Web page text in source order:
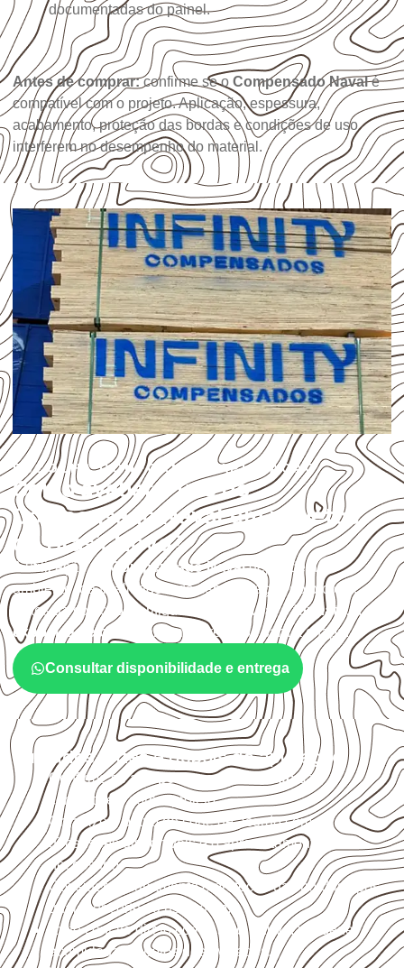
documentadas do painel.
Antes de comprar:confirme se o Compensado Navalé
compatível com o projeto. Aplicação, espessura,
acabamento, proteção das bordas e condições de uso
interferem no desempenho do material.
ESCOLHA CONFORME A APLICAÇÃO
Como avaliar o uso do
Compensado Naval em projetos
de Brasil Novo?
A utilização do Compensado Navaldepende do
ambiente, da finalidade e da especificação do projeto.
Antes da cotação, verifique a
espessura, o formato, a
exposição e o acabamento
previstos para a chapa.
Consultar disponibilidade e entrega
Cuidados antes e depois da aplicação
Confirme se a espessura e o formatosão
compatíveis com o projeto.
Organize o plano de corte de acordo com as
dimensões disponíveis e o aproveitamento
necessário.
Considere acabamento e proteção das bordas após
qualquer corte ou usinagem.
Evite contato direto com o solo, chuva, umidade
acumulada e apoios desnivelados.